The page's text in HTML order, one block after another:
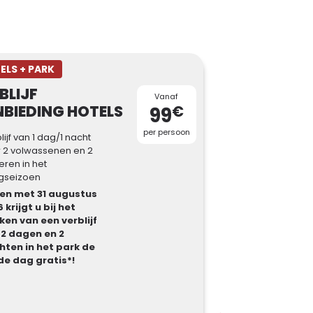
+ PARK
HOTELS
van 1 dag/1 nacht
volwassenen en 2
in het
met 31 augustus
krijgt u bij het
van een verblijf
dagen en 2
in het park de
dag gratis*!
Vanaf
99€
per persoon